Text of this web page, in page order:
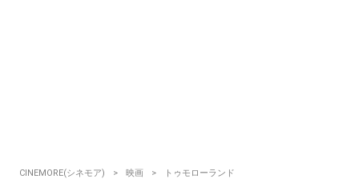
CINEMORE(シネモア) 映画
トゥモローランド